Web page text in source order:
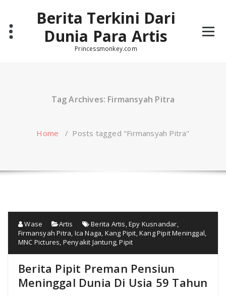
content
Berita Terkini Dari
Dunia Para Artis
Princessmonkey.com
Tag Archives: Firmansyah Pitra
Home / Posts tagged "Firmansyah Pitra"
Wase Artis Berita Artis ,Epy Kusnandar
Firmansyah Pitra Ica Naga Kang Pipit ,Kang Pipit Meninggal
MNC Pictures Penyakit Jantung ,Pipit
Berita Pipit Preman Pensiun
Meninggal Dunia Di Usia 59 Tahun